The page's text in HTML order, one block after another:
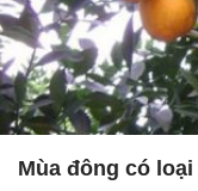
Mùa đông có